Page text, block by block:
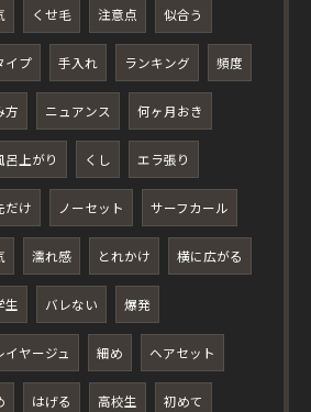
くせ毛 注意点 似合う
イプ 手入れ ランキング 頻度
方 ニュアンス 何ヶ月おき
呂上がり くし エラ張り
だけ ノーセット サーフカール
濡れ感 とれかけ 横に広がる
生 バレない 爆発
イヤージュ 細め ヘアセット
はげる 高校生 初めて